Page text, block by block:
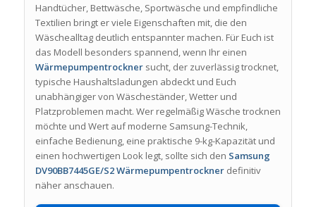
Handtücher, Bettwäsche, Sportwäsche und empfindliche
Textilien bringt er viele Eigenschaften mit, die den
Wäschealltag deutlich entspannter machen. Für Euch ist
das Modell besonders spannend, wenn Ihr einen
Wärmepumpentrocknersucht, der zuverlässig trocknet,
typische Haushaltsladungen abdeckt und Euch
unabhängiger von Wäscheständer, Wetter und
Platzproblemen macht. Wer regelmäßig Wäsche trocknen
möchte und Wert auf moderne Samsung-Technik,
einfache Bedienung, eine praktische 9-kg-Kapazität und
einen hochwertigen Look legt, sollte sich den Samsung
DV90BB7445GE/S2 Wärmepumpentrocknerdefinitiv
näher anschauen.